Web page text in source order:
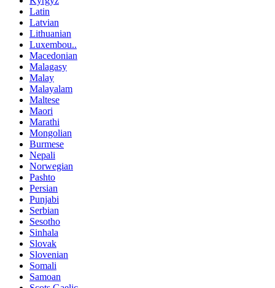
Latin
Latvian
Lithuanian
Luxembou..
Macedonian
Malagasy
Malay
Malayalam
Maltese
Maori
Marathi
Mongolian
Burmese
Nepali
Norwegian
Pashto
Persian
Punjabi
Serbian
Sesotho
Sinhala
Slovak
Slovenian
Somali
Samoan